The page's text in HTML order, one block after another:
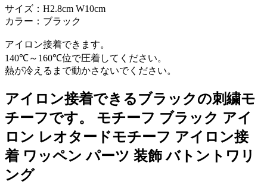
サイズ：H2.8cm W10cm
カラー：ブラック
アイロン接着できます。
140℃～160℃位で圧着してください。
熱が冷えるまで動かさないでください。
アイロン接着できるブラックの刺繍モ
チーフです。 モチーフ ブラック アイ
ロン レオタードモチーフ アイロン接
着 ワッペン パーツ 装飾 バトントワリ
ング